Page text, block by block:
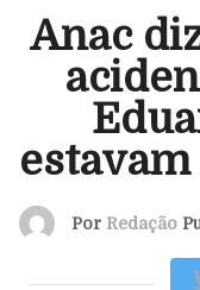
Anac
Por Redação